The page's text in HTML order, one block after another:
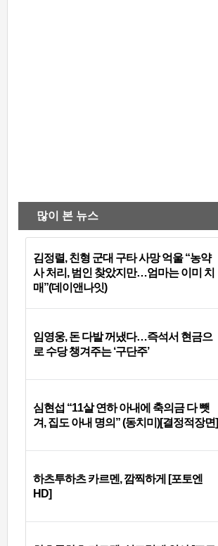
많이 본 뉴스
김정렬, 친형 군대 구타 사망 억울 “농약
사 처리, 범인 찾았지만…엄마는 이미 치
매”(데이앤나잇)
임영웅, 돈 다발 꺼냈다…즉석서 현금으
로 수당 챙겨주는 ‘구단주’
심현섭 “11살 연하 아내에 축의금 다 뺏
겨, 집도 아내 명의” (동치미)[결정적장면]
하츠투하츠 카르멘, 깜찍하게 [포토엔
HD]